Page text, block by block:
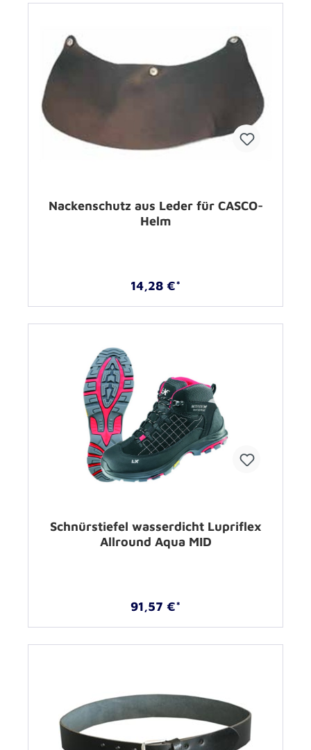
Nackenschutz aus Leder für CASCO-
Helm
14,28 €*
Schnürstiefel wasserdicht Lupriflex
Allround Aqua MID
91,57 €*